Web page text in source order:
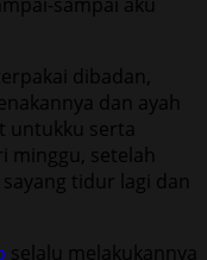
dibadan,
dan ayah
untukku serta
minggu, setelah
tidur lagi dan
selalu melakukannya